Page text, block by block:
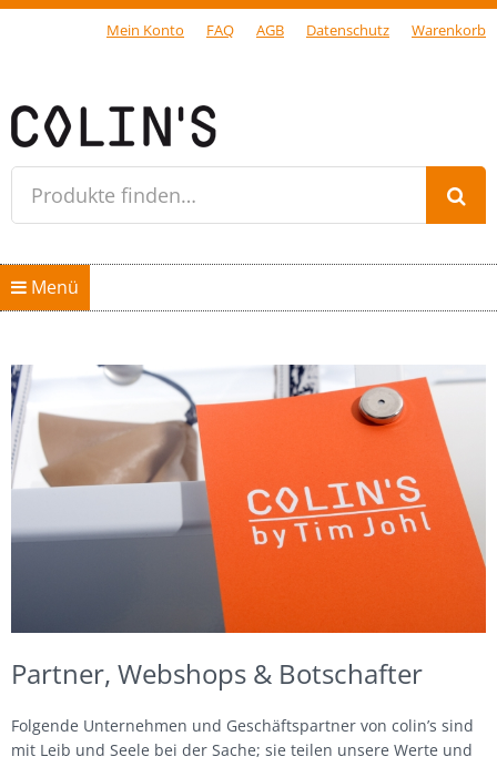
Mein Konto FAQ AGB Datenschutz Warenkorb
Gersfeld Rhön
Produkte finden…
Springe zum Inhalt
Menü
Home
Shop
diabag
Kollektion “diabag”
Designer
Partner, Webshops & Botschafter
Folgende Unternehmen und Geschäftspartner von colin’s sind
mit Leib und Seele bei der Sache; sie teilen unsere Werte und